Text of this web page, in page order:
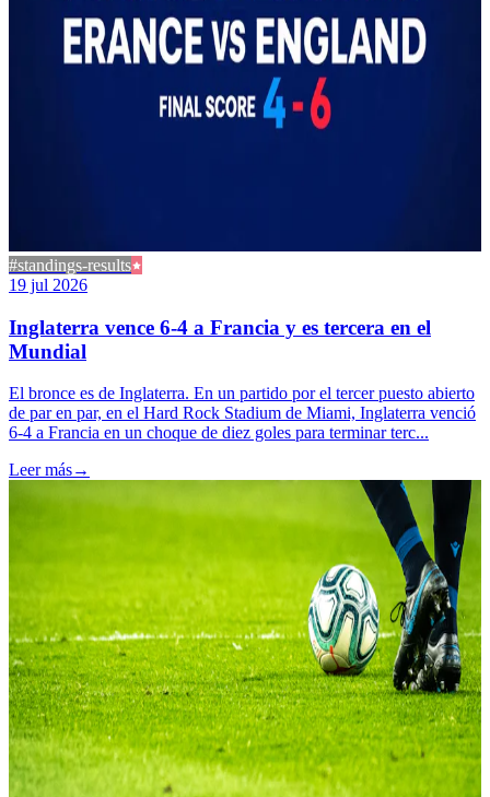
#standings-results
19 jul 2026
Inglaterra vence 6-4 a Francia y es tercera en el
Mundial
El bronce es de Inglaterra. En un partido por el tercer puesto abierto
de par en par, en el Hard Rock Stadium de Miami, Inglaterra venció
6-4 a Francia en un choque de diez goles para terminar terc...
Leer más→